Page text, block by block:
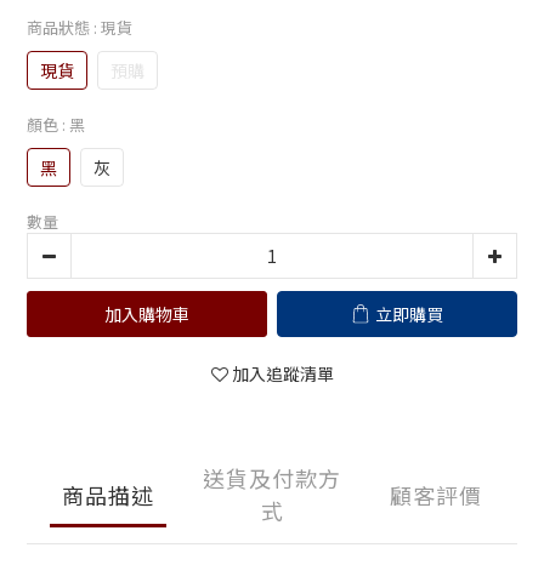
商品狀態 : 現貨
現貨 預購
顏色 : 黑
黑 灰
數量
加入購物車 立即購買
加入追蹤清單
商品描述
送貨及付款方
式
顧客評價